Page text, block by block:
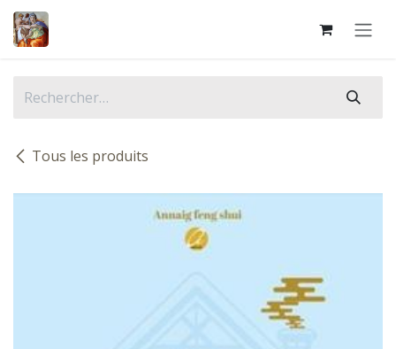
Se rendre au contenu
Tous les produits